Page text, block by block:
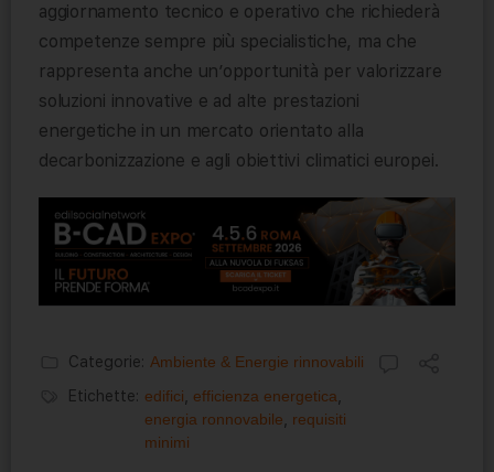
aggiornamento tecnico e operativo che richiederà
competenze sempre più specialistiche, ma che
rappresenta anche un’opportunità per valorizzare
soluzioni innovative e ad alte prestazioni
energetiche in un mercato orientato alla
decarbonizzazione e agli obiettivi climatici europei.
Categorie: Ambiente & Energie rinnovabili
Etichette: edifici efficienza energetica
energia ronnovabile
requisiti
minimi